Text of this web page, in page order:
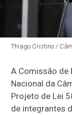
Thiago Cristino /
A Comissão de
Nacional da
Projeto de Lei
de integrantes